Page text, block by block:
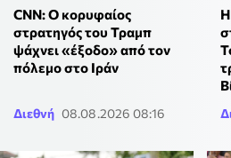
CNN: Ο κορυφαίος
στρατηγός του Τραμπ
ψάχνει «έξοδο» από τον
πόλεμο στο Ιράν
Διεθνή 08.08.2026 08:16
Η